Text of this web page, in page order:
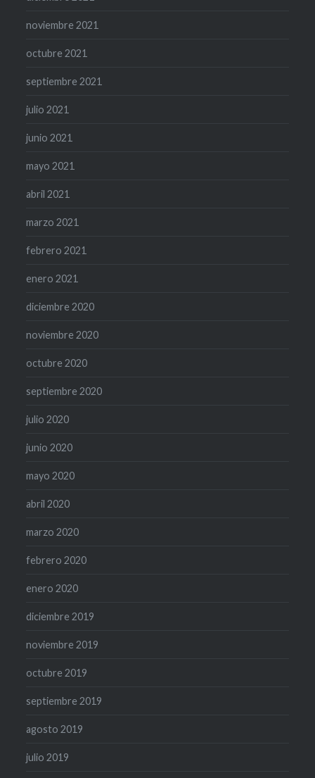
noviembre 2021
octubre 2021
septiembre 2021
julio 2021
junio 2021
mayo 2021
abril 2021
marzo 2021
febrero 2021
enero 2021
diciembre 2020
noviembre 2020
octubre 2020
septiembre 2020
julio 2020
junio 2020
mayo 2020
abril 2020
marzo 2020
febrero 2020
enero 2020
diciembre 2019
noviembre 2019
octubre 2019
septiembre 2019
agosto 2019
julio 2019